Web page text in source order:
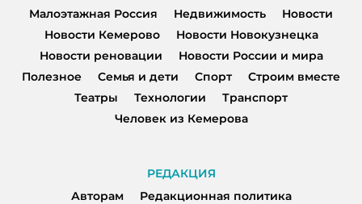
Малоэтажная Россия
Недвижимость
Новости
Новости Кемерово
Новости Новокузнецка
Новости реновации
Новости России и мира
Полезное
Семья и дети Спорт
Строим вместе
Театры
Технологии
Транспорт
Человек из Кемерова
РЕДАКЦИЯ
Авторам
Редакционная политика